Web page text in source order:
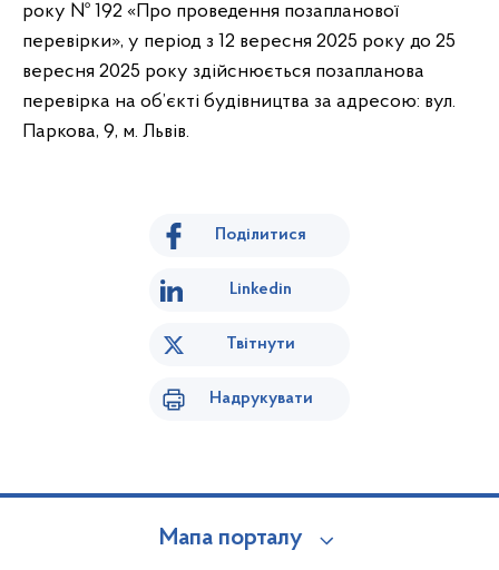
року № 192 «Про проведення позапланової
перевірки», у період з 12 вересня 2025 року до 25
вересня 2025 року здійснюється позапланова
перевірка на об’єкті будівництва за адресою: вул.
Паркова, 9, м. Львів.
Поділитися
Linkedin
Твітнути
Надрукувати
Мапа порталу